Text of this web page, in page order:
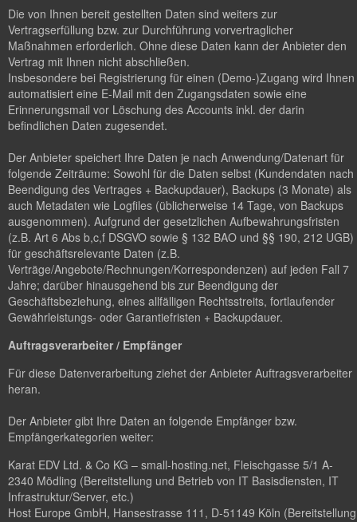
Die von Ihnen bereit gestellten Daten sind weiters zur
Vertragserfüllung bzw. zur Durchführung vorvertraglicher
Maßnahmen erforderlich. Ohne diese Daten kann der Anbieter den
Vertrag mit Ihnen nicht abschließen.
Insbesondere bei Registrierung für einen (Demo-)Zugang wird Ihnen
automatisiert eine E-Mail mit den Zugangsdaten sowie eine
Erinnerungsmail vor Löschung des Accounts inkl. der darin
befindlichen Daten zugesendet.
Der Anbieter speichert Ihre Daten je nach Anwendung/Datenart für
folgende Zeiträume: Sowohl für die Daten selbst (Kundendaten nach
Beendigung des Vertrages + Backupdauer), Backups (3 Monate) als
auch Metadaten wie Logfiles (üblicherweise 14 Tage, von Backups
ausgenommen). Aufgrund der gesetzlichen Aufbewahrungsfristen
(z.B. Art 6 Abs b,c,f DSGVO sowie § 132 BAO und §§ 190, 212 UGB)
für geschäftsrelevante Daten (z.B.
Verträge/Angebote/Rechnungen/Korrespondenzen) auf jeden Fall 7
Jahre; darüber hinausgehend bis zur Beendigung der
Geschäftsbeziehung, eines allfälligen Rechtsstreits, fortlaufender
Gewährleistungs- oder Garantiefristen + Backupdauer.
Auftragsverarbeiter / Empfänger
Für diese Datenverarbeitung ziehet der Anbieter Auftragsverarbeiter
heran.
Der Anbieter gibt Ihre Daten an folgende Empfänger bzw.
Empfängerkategorien weiter:
Karat EDV Ltd. & Co KG – small-hosting.net, Fleischgasse 5/1 A-
2340 Mödling (Bereitstellung und Betrieb von IT Basisdiensten, IT
Infrastruktur/Server, etc.)
Host Europe GmbH, Hansestrasse 111, D-51149 Köln (Bereitstellung